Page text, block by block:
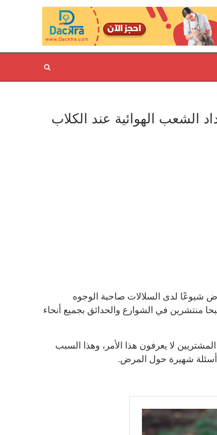
شيوعًا لدى السلالات صاحبة الوجوه
منتشرين في الشوارع والحدائق بجميع أنحاء
المشتريين لا يعرفون هذا الأمر، وهذا السبب
شهيرة حول المرض.